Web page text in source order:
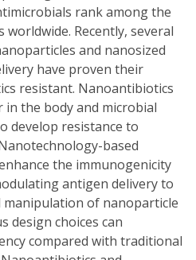
rank among the
Recently, several
and nanosized
have proven their
resistant. Nanoantibiotics
the body and microbial
develop resistance to
based
the immunogenicity
antigen delivery to
manipulation of nanoparticle
design choices can
compared with traditional